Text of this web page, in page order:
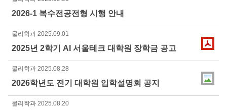
2026-1 복수전공전형 시행 안내
물리학과 2025.09.01
2025년 2학기 AI 서울테크 대학원 장학금 공고
물리학과 2025.08.28
2026학년도 전기 대학원 입학설명회 공지
물리학과 2025.08.20